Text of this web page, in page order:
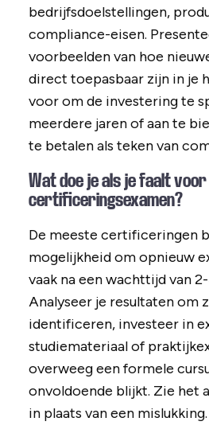
bedrijfsdoelstellingen,
compliance-eisen.
voorbeelden van hoe
direct toepasbaar zijn in je
voor om de investering te
meerdere jaren of aan te
te betalen als teken van
Wat doe je als je faalt voor
certificeringsexamen?
De meeste certificeringen
mogelijkheid om opnieuw
vaak na een wachttijd van
Analyseer je resultaten om
identificeren, investeer in
studiemateriaal of
overweeg een formele
onvoldoende blijkt. Zie het
in plaats van een mislukking.